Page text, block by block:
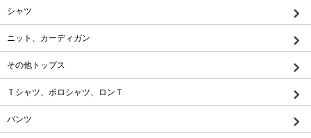
シャツ
ニット、カーディガン
その他トップス
Ｔシャツ、ポロシャツ、ロンＴ
パンツ